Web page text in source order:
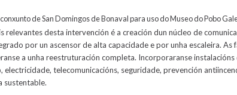
de San Domingos de Bonaval para uso do Museo do Pobo
relevantes desta intervención é a creación dun núcleo de
por un ascensor de alta capacidade e por unha escaleira. As
a unha reestruturación completa. Incorporaranse
electricidade, telecomunicacións, seguridade, prevención
sustentable.